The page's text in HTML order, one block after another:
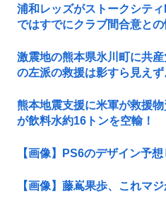
浦和レッズがストークシテ
ではすでにクラブ間合意との
激震地の熊本県氷川町に共
の左派の救援は影すら見え
熊本地震支援に米軍が救援
が飲料水約16トンを空輸！
【画像】PS6のデザイン予想
【画像】藤嶌果歩、これマ